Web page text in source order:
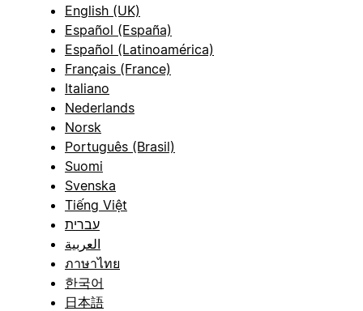
English (UK)
Español (España)
Español (Latinoamérica)
Français (France)
Italiano
Nederlands
Norsk
Português (Brasil)
Suomi
Svenska
Tiếng Việt
עברית
العربية
ภาษาไทย
한국어
日本語